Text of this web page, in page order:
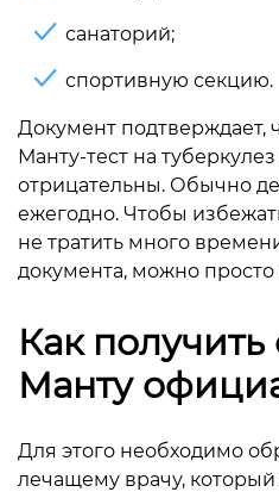
санаторий;
спортивную секцию.
Документ подтверждает,
Манту-тест на
отрицательны. Обычно
ежегодно. Чтобы
не тратить много
документа, можно просто
Как получить
Манту
Для этого необходимо
лечащему врачу,